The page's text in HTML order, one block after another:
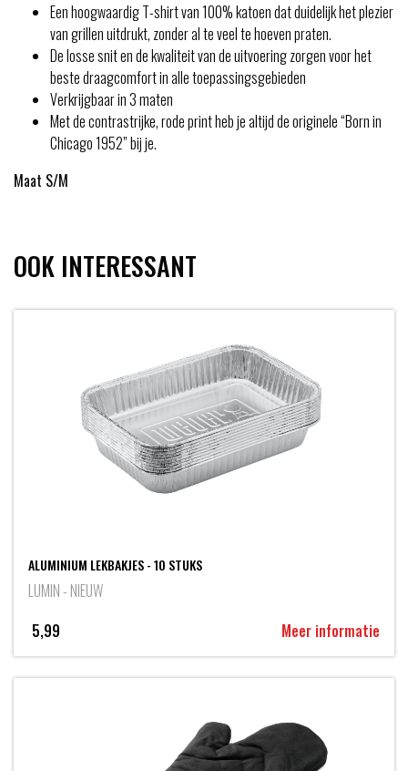
Een hoogwaardig T-shirt van 100% katoen dat duidelijk het plezier
van grillen uitdrukt, zonder al te veel te hoeven praten.
De losse snit en de kwaliteit van de uitvoering zorgen voor het
beste draagcomfort in alle toepassingsgebieden
Verkrijgbaar in 3 maten
Met de contrastrijke, rode print heb je altijd de originele “Born in
Chicago 1952” bij je.
Maat S/M
OOK INTERESSANT
ALUMINIUM LEKBAKJES - 10 STUKS
LUMIN - NIEUW
5,99
Meer informatie